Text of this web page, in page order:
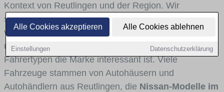
Alle Cookies akzeptieren Alle Cookies ablehnen
Einstellungen Datenschutzerklärung
Kontext von Reutlingen und der Region. Wir
skizzieren, in welchen Fahrzeugklassen Nissan stark
vertreten ist, welche Modellreihen häufig im Stadt-
und Umlandverkehr zu sehen sind und für welche
Fahrertypen die Marke interessant ist. Viele
Fahrzeuge stammen von Autohäusern und
Autohändlern aus Reutlingen, die Nissan-Modelle im